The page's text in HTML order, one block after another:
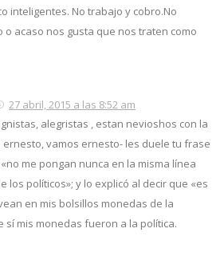
inteligentes. No trabajo y cobro.No
o acaso nos gusta que nos traten como
27 abril, 2015 a las 8:52 am
alegristas , estan nevioshos con la
vamos ernesto- les duele tu frase
«no me pongan nunca en la misma línea
los políticos»; y lo explicó al decir que «es
en mis bolsillos monedas de la
sí mis monedas fueron a la política.